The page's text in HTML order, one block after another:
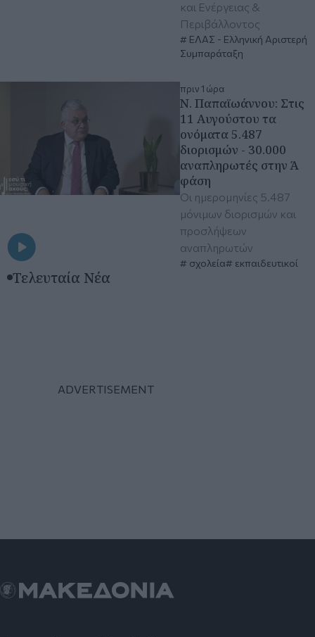
και Ενέργειας &
Περιβάλλοντος
ΕΛΑΣ - Ελληνική Αριστερή
Συμπαράταξη
πριν 1 ώρα
N. Παπαϊωάννου: Στις
11 Αυγούστου τα
ονόματα 5.487
διορισμών - 30.000
αναπληρωτές στην Ά
φάση
Οι ημερομηνίες 5.487
μόνιμων διορισμών και
προσλήψεων
αναπληρωτών
σχολεία εκπαιδευτικοί
Τελευταία Νέα